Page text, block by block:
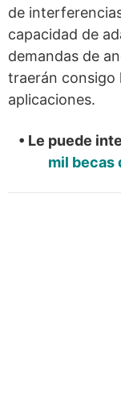
de
capacidad de
demandas de
traerán consigo
aplicaciones.
• Le puede
mil becas